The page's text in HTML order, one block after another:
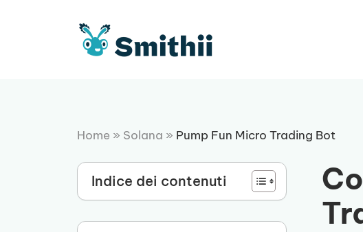
Home » Solana » Pump Fun Micro Trading Bot
Indice dei contenuti